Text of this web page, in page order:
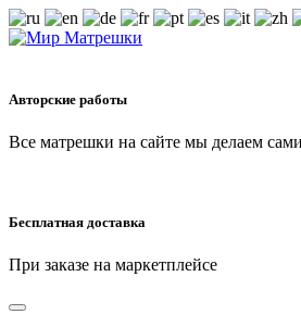
Авторские работы
Все матрешки на сайте мы делаем сами
Бесплатная доставка
При заказе на маркетплейсе